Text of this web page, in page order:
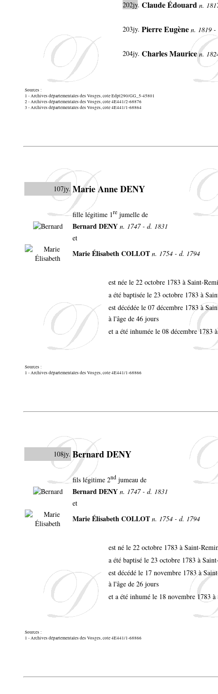
202jy. Claude Édouard n.
203jy. Pierre Eugène n. 1819
204jy. Charles Mauricen.
Sources :
1 - Archives départementales des Vosges, cote Edpt290/GG_5-45801
2 - Archives départementales des Vosges, cote 4E441/2-68876
3 - Archives départementales des Vosges, cote 4E441/1-68864
107jy. Marie Anne DENY
fille légitime 1re jumelle de
Bernard DENY n. 1747 - d. 1831
et
Marie Élisabeth COLLOT n. 1754 - d. 1794
est née le 22 octobre 1783 à Saint-
a été baptisée le 23 octobre 1783 à
est décédée le 07 décembre 1783 à
à l'âge de 46 jours
et a été inhumée le 08 décembre 1783
Sources :
1 - Archives départementales des Vosges, cote 4E441/1-68866
108jy. Bernard DENY
fils légitime 2nd jumeau de
Bernard DENY n. 1747 - d. 1831
et
Marie Élisabeth COLLOT n. 1754 - d. 1794
est né le 22 octobre 1783 à Saint-
a été baptisé le 23 octobre 1783 à
est décédé le 17 novembre 1783 à
à l'âge de 26 jours
et a été inhumé le 18 novembre 1783
Sources :
1 - Archives départementales des Vosges, cote 4E441/1-68866